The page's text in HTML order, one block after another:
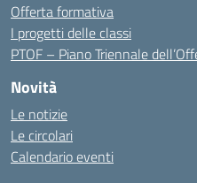
Offerta formativa
I progetti delle classi
PTOF – Piano Triennale
Novità
Le notizie
Le circolari
Calendario eventi